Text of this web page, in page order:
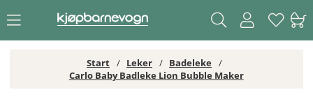
Start Leker
Badeleke
Carlo Baby Badleke Lion Bubble Maker